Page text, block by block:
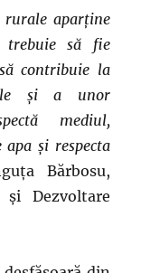
aparţine
trebuie să fie
contribuie la
şi a unor
mediul,
şi respecta
Bărbosu,
şi Dezvoltare